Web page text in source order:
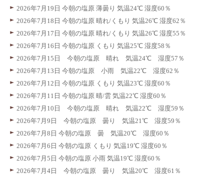
2026年7月19日 今朝の塩原 薄曇り 気温24℃ 湿度60％
2026年7月18日 今朝の塩原 晴れ/くもり 気温26℃ 湿度62％
2026年7月17日 今朝の塩原 晴れ/くもり 気温26℃ 湿度55％
2026年7月16日 今朝の塩原 くもり 気温25℃ 湿度58％
2026年7月15日 今朝の塩原 晴れ 気温24℃ 湿度57％
2026年7月13日 今朝の塩原 小雨 気温22℃ 湿度62％
2026年7月12日 今朝の塩原 くもり 気温23℃ 湿度60％
2026年7月11日 今朝の塩原 晴/雲 気温22℃ 湿度60％
2026年7月10日 今朝の塩原 晴れ 気温22℃ 湿度59％
2026年7月9日 今朝の塩原 曇り 気温21℃ 湿度59％
2026年7月8日 今朝の塩原 曇 気温20℃ 湿度60％
2026年7月6日 今朝の塩原 くもり 気温19℃ 湿度60％
2026年7月5日 今朝の塩原 小雨 気温19℃ 湿度60％
2026年7月4日 今朝の塩原 曇り 気温20℃ 湿度61％